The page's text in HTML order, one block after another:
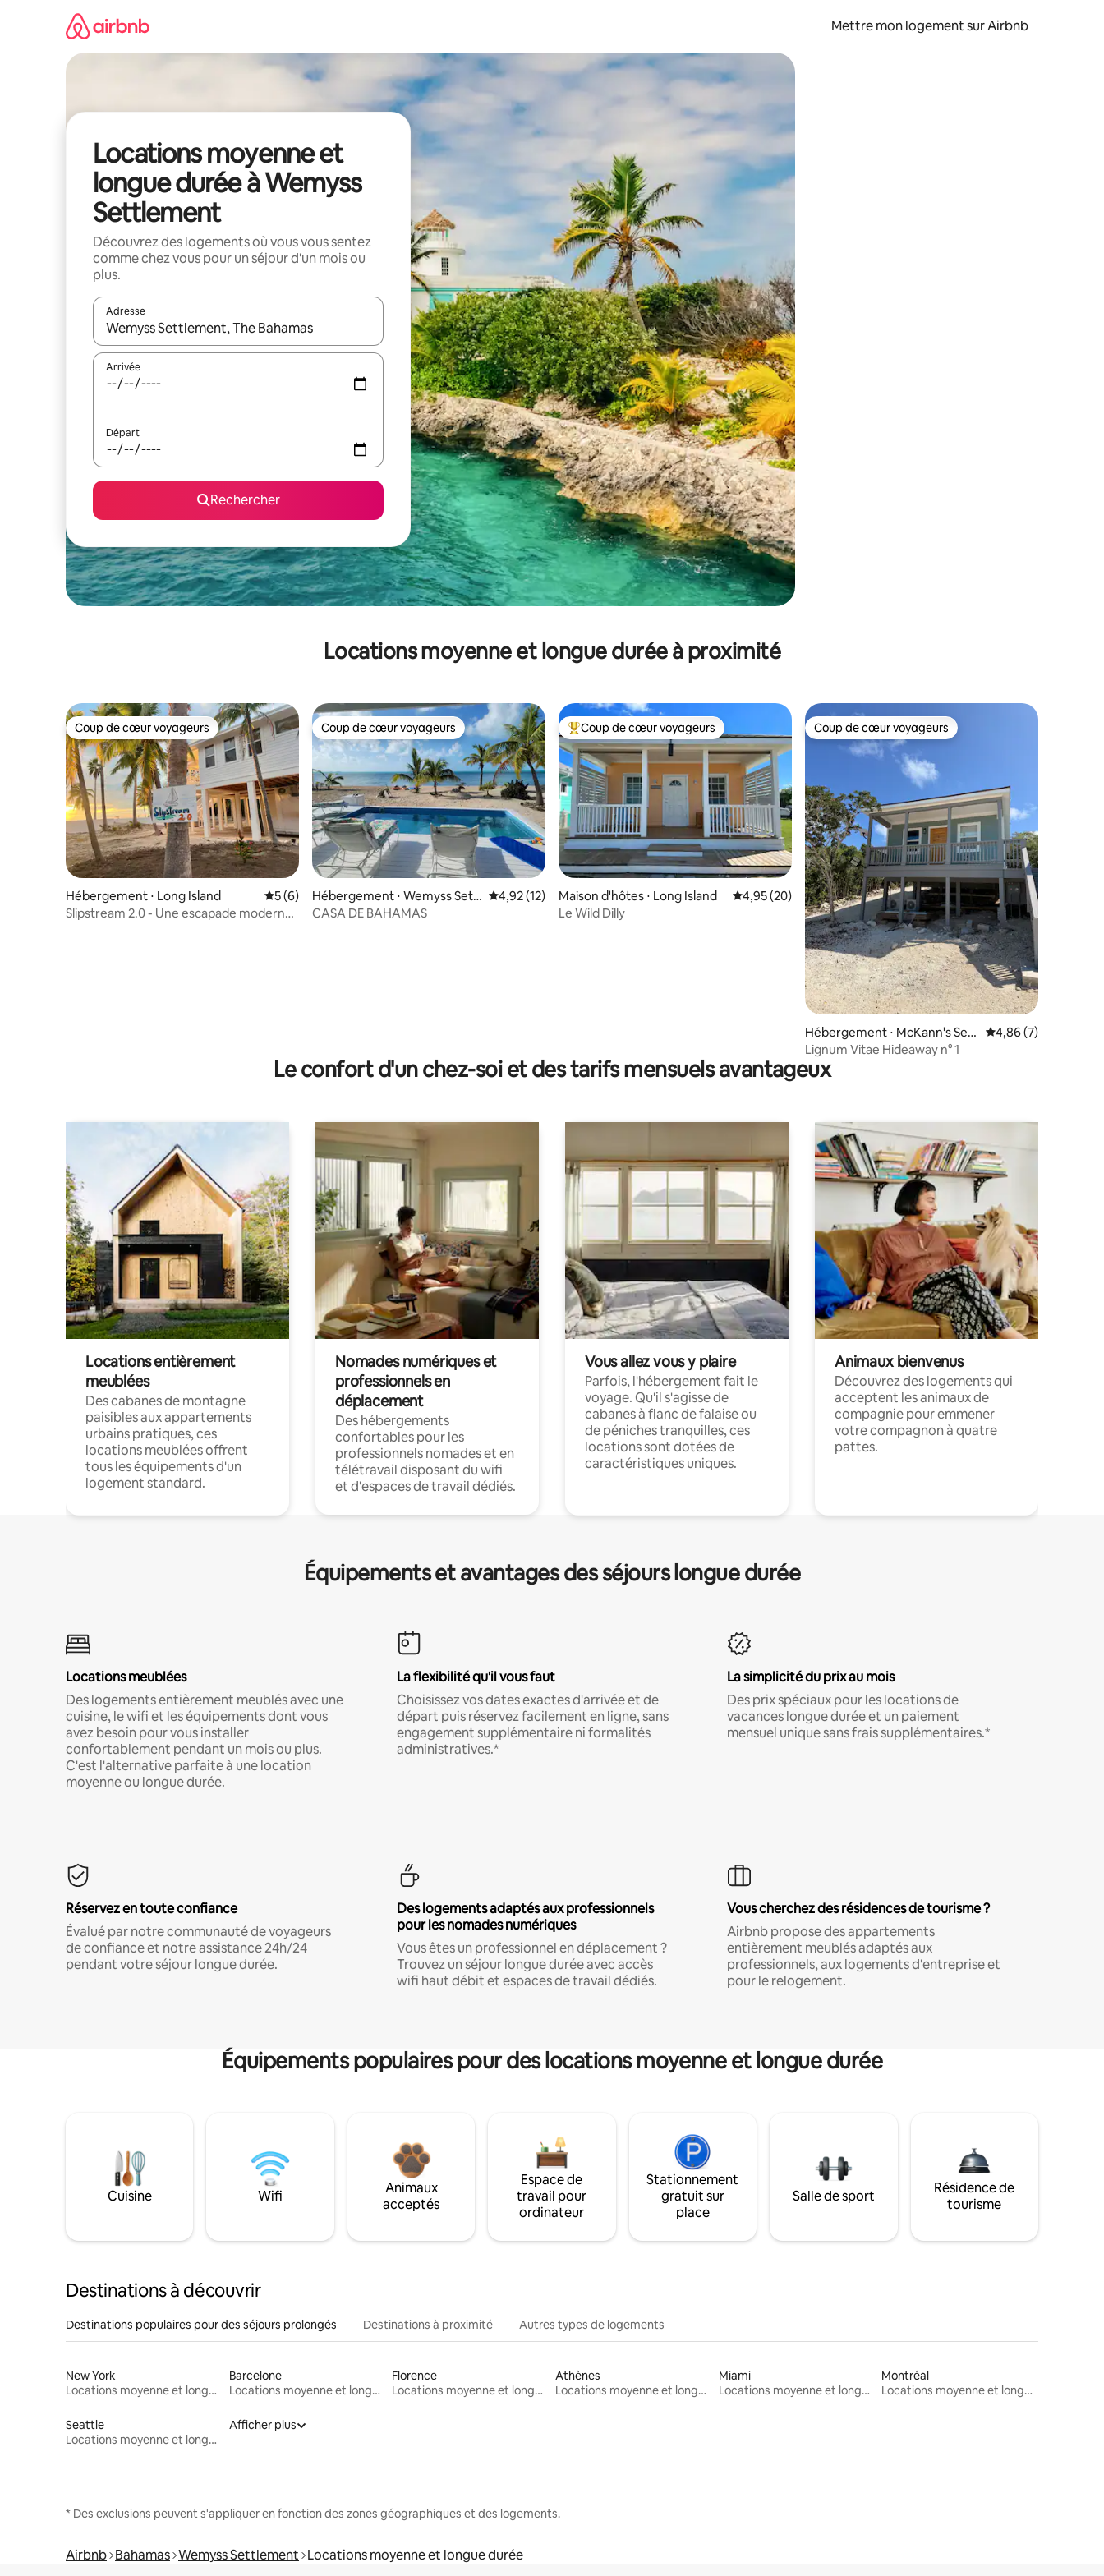
Mettre mon logement sur Airbnb
Locations moyenne et
longue durée à Wemyss
Settlement
Découvrez des logements où vous vous sentez
comme chez vous pour un séjour d'un mois ou
plus.
Adresse
Lorsque les résultats s'affichent, utilisez les flèches vers le haut et vers le bas pour les parcourir ou en appuyant et en faisant glisser.
Arrivée
Départ
Rechercher
Locations moyenne et longue durée à proximité
Coup de cœur voyageurs
Coup de cœur voyageurs
Hébergement ⋅ Long Island Évaluation moyenne sur la base de 6 commentaires : 5 sur 5
5 (6)
Slipstream 2.0 - Une escapade moderne
Coup de cœur voyageurs
Coup de cœur voyageurs
Hébergement ⋅ Wemyss Settl
ement
Évaluation moyenne sur la base de 12 commentaires : 4,92 sur 5
4,92 (12)
CASA DE BAHAMAS
Coups de cœur voyageurs les plus appréciés
Coup de cœur voyageurs
Maison d'hôtes ⋅ Long Island Évaluation moyenne sur la base de 20 commentaires : 4,95 sur 5
4,95 (20)
Le Wild Dilly
Coup de cœur voyageurs
Coup de cœur voyageurs
Hébergement ⋅ McKann's Sett
lement
Évaluation moyenne
4,86 (7)
Lignum Vitae Hideaway n° 1
Le confort d'un chez-soi et des tarifs mensuels avantageux
Locations entièrement
meublées
Des cabanes de montagne
paisibles aux appartements
urbains pratiques, ces
locations meublées offrent
tous les équipements d'un
logement standard.
Nomades numériques et
professionnels en
déplacement
Des hébergements
confortables pour les
professionnels nomades et en
télétravail disposant du wifi
et d'espaces de travail dédiés.
Vous allez vous y plaire
Parfois, l'hébergement fait le
voyage. Qu'il s'agisse de
cabanes à flanc de falaise ou
de péniches tranquilles, ces
locations sont dotées de
caractéristiques uniques.
Animaux bienvenus
Découvrez des logements qui
acceptent les animaux de
compagnie pour emmener
votre compagnon à quatre
pattes.
Équipements et avantages des séjours longue durée
Locations meublées
Des logements entièrement meublés avec une
cuisine, le wifi et les équipements dont vous
avez besoin pour vous installer
confortablement pendant un mois ou plus.
C'est l'alternative parfaite à une location
moyenne ou longue durée.
La flexibilité qu'il vous faut
Choisissez vos dates exactes d'arrivée et de
départ puis réservez facilement en ligne, sans
engagement supplémentaire ni formalités
administratives.*
La simplicité du prix au mois
Des prix spéciaux pour les locations de
vacances longue durée et un paiement
mensuel unique sans frais supplémentaires.*
Réservez en toute confiance
Évalué par notre communauté de voyageurs
de confiance et notre assistance 24h/24
pendant votre séjour longue durée.
Des logements adaptés aux professionnels
pour les nomades numériques
Vous êtes un professionnel en déplacement ?
Trouvez un séjour longue durée avec accès
wifi haut débit et espaces de travail dédiés.
Vous cherchez des résidences de tourisme ?
Airbnb propose des appartements
entièrement meublés adaptés aux
professionnels, aux logements d'entreprise et
pour le relogement.
Équipements populaires pour des locations moyenne et longue durée
Cuisine Wifi
Animaux
acceptés
Espace de
travail pour
ordinateur
Stationnement
gratuit sur
place
Salle de sport
Résidence de
tourisme
Destinations à découvrir
Destinations populaires pour des séjours prolongés Destinations à proximité Autres types de logements
New York
Locations moyenne et longue durée
Barcelone
Locations moyenne et longue durée
Florence
Locations moyenne et longue durée
Athènes
Locations moyenne et longue durée
Miami
Locations moyenne et longue durée
Montréal
Locations moyenne et longue durée
Seattle
Locations moyenne et longue durée
Afficher plus
* Des exclusions peuvent s'appliquer en fonction des zones géographiques et des logements.
Airbnb Bahamas Wemyss Settlement Locations moyenne et longue durée